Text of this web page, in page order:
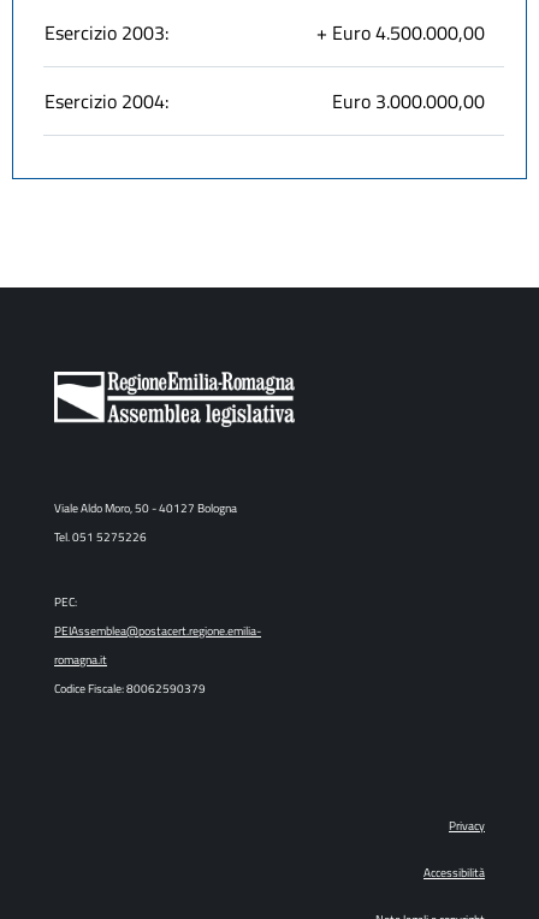
Esercizio 2003: + Euro 4.500.000,00
Esercizio 2004: Euro 3.000.000,00
Viale Aldo Moro, 50 - 40127 Bologna
Tel. 051 5275226
PEC:
PEIAssemblea@postacert.regione.emilia-
romagna.it
Codice Fiscale: 80062590379
Privacy
Accessibilità